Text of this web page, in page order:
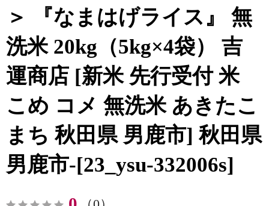
＞ 『なまはげライス』 無
洗米 20kg（5kg×4袋） 吉
運商店 [新米 先行受付 米
こめ コメ 無洗米 あきたこ
まち 秋田県 男鹿市] 秋田県
男鹿市-[23_ysu-332006s]